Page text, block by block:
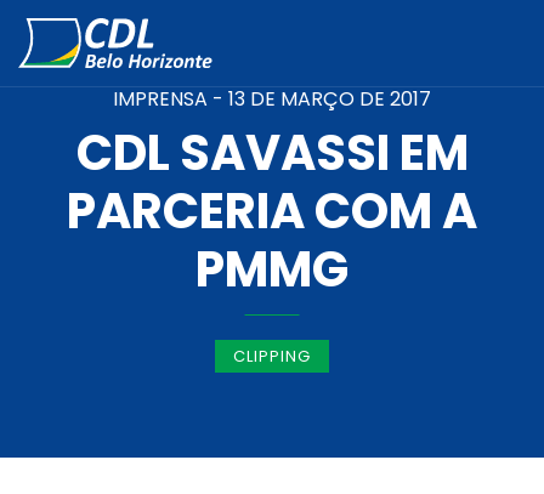
IMPRENSA - 13 DE MARÇO DE 2017
CDL SAVASSI EM
PARCERIA COM A
PMMG
CLIPPING